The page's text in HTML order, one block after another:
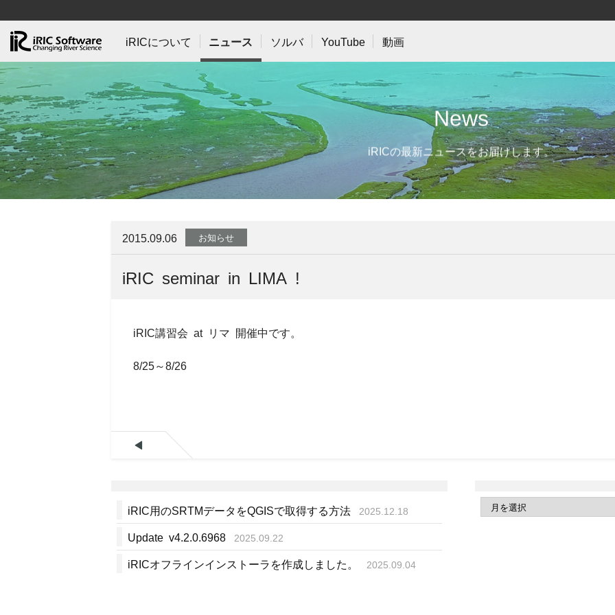
iRICについて ニュース ソルバ YouTube 動画
News
iRICの最新ニュースをお届けします。
2015.09.06 お知らせ
iRIC seminar in LIMA !
iRIC講習会 at リマ 開催中です。
8/25～8/26

iRIC用のSRTMデータをQGISで取得する方法 2025.12.18
Update v4.2.0.6968 2025.09.22
iRICオフラインインストーラを作成しました。 2025.09.04